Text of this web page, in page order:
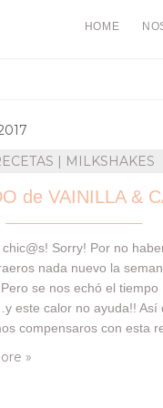
HOME
| MILKSHAKES
chic@s! Sorry! Por no
nada nuevo la
se nos echó el tiempo
este calor no ayuda!! Así
compensaros con esta
»